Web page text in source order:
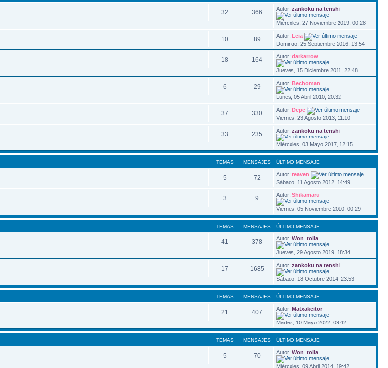
32 366 Autor:zankoku na tenshi
Miércoles, 27 Noviembre 2019, 00:28
10 89 Autor:Leia
Domingo, 25 Septiembre 2016, 13:54
18 164 Autor:darkarrow
Jueves, 15 Diciembre 2011, 22:48
6 29 Autor:Bechoman
Lunes, 05 Abril 2010, 20:32
37 330 Autor:Depe
Viernes, 23 Agosto 2013, 11:10
33 235 Autor:zankoku na tenshi
Miércoles, 03 Mayo 2017, 12:15
TEMAS MENSAJES ÚLTIMO MENSAJE
5 72 Autor:reaven
Sábado, 11 Agosto 2012, 14:49
3 9 Autor:Shikamaru
Viernes, 05 Noviembre 2010, 00:29
TEMAS MENSAJES ÚLTIMO MENSAJE
41 378 Autor:Won_tolla
Jueves, 29 Agosto 2019, 18:34
17 1685 Autor:zankoku na tenshi
Sábado, 18 Octubre 2014, 23:53
TEMAS MENSAJES ÚLTIMO MENSAJE
21 407 Autor:Matxakeitor
Martes, 10 Mayo 2022, 09:42
TEMAS MENSAJES ÚLTIMO MENSAJE
5 70 Autor:Won_tolla
Miércoles, 09 Abril 2014, 19:42